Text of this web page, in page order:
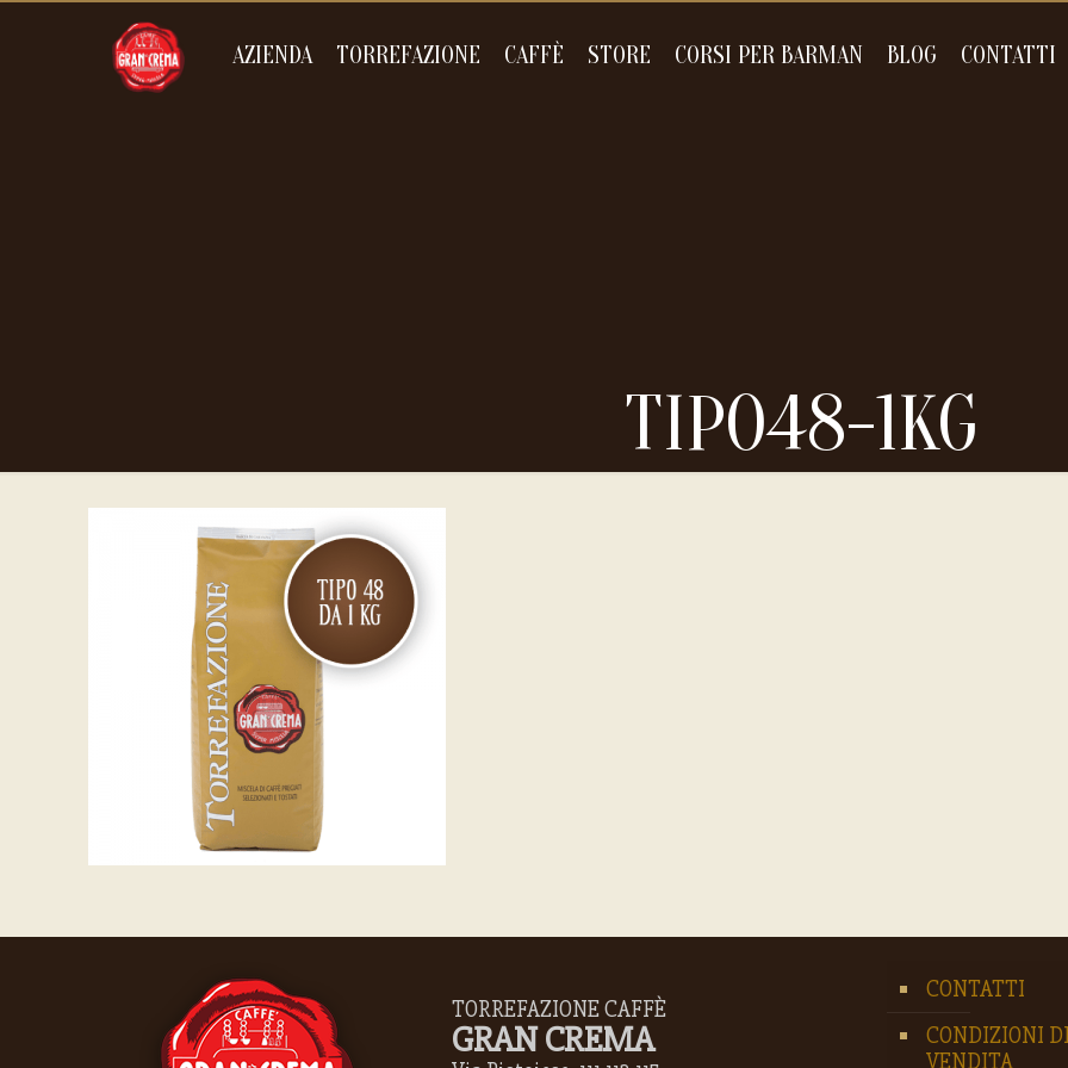
AZIENDA TORREFAZIONE CAFFÈ STORE CORSI PER BARMAN BLOG CONTATTI
TIPO48-1KG
TORREFAZIONE CAFFÈ
GRAN CREMA
CONTATTI
CONDIZIONI
VENDITA